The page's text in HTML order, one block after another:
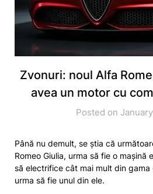
Zvonuri: noul Alfa
avea un motor cu
Posted on
Până nu demult, se știa că
Romeo Giulia, urma să fie o mașină
să electrifice cât mai mult din gama
urma să fie unul din ele.